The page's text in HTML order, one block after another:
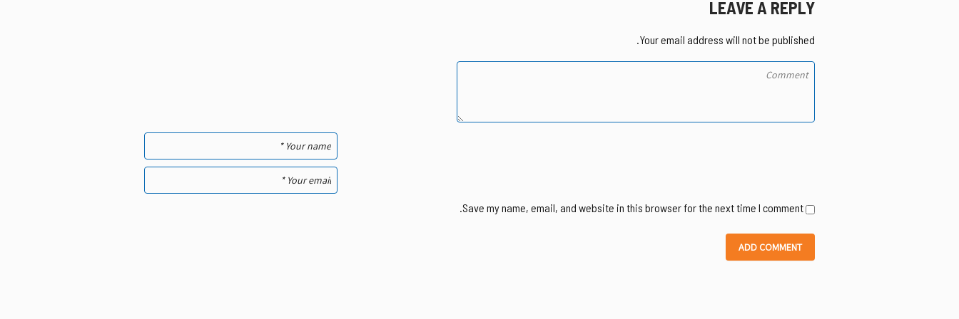
LEAVE A REPLY
Your email address will not be published.
Save my name, email, and website in this browser for the next time I comment.